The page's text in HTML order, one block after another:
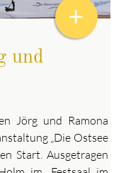
und
Jörg und Ramona
„Die Ostsee
Start. Ausgetragen
+